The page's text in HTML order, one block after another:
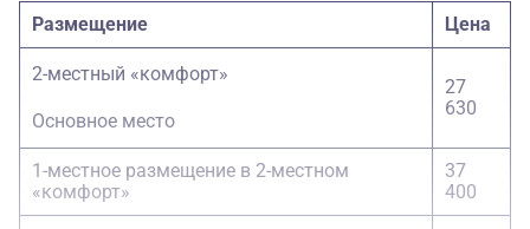
Размещение Цена
2-местный «комфорт»
Основное место
27
630
1-местное размещение в 2-местном
«комфорт»
37
400